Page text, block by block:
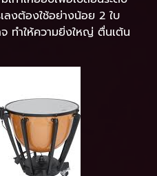
ลงต้องใช้อย่างน้อย 2 ใบ
ทำให้ความยิ่งใหญ่ ตื่นเต้น